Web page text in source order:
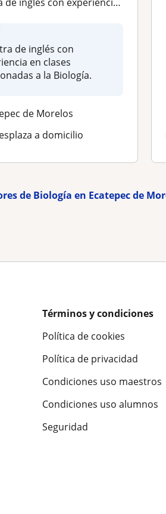
de inglés con
en clases
a la Biología.
de Morelos
a domicilio
de Biología en Ecatepec de
Términos y condiciones
Política de cookies
Política de privacidad
Condiciones uso maestros
Condiciones uso alumnos
Seguridad